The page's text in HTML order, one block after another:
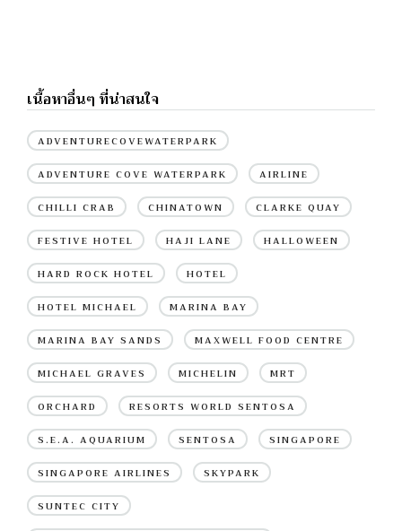
เนื้อหาอื่นๆ ที่น่าสนใจ
ADVENTURECOVEWATERPARK
ADVENTURE COVE WATERPARK AIRLINE
CHILLI CRAB CHINATOWN CLARKE QUAY
FESTIVE HOTEL HAJI LANE HALLOWEEN
HARD ROCK HOTEL HOTEL
HOTEL MICHAEL MARINA BAY
MARINA BAY SANDS MAXWELL FOOD CENTRE
MICHAEL GRAVES MICHELIN MRT
ORCHARD RESORTS WORLD SENTOSA
S.E.A. AQUARIUM SENTOSA SINGAPORE
SINGAPORE AIRLINES SKYPARK
SUNTEC CITY